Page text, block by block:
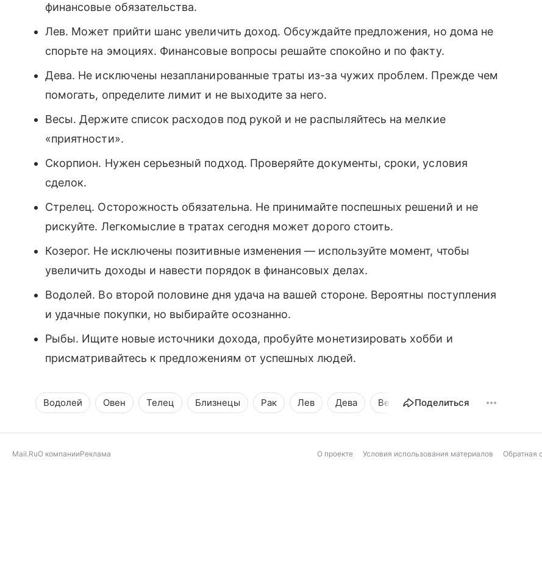
финансовые обязательства.
Лев. Может прийти шанс увеличить доход. Обсуждайте предложения, но дома не
спорьте на эмоциях. Финансовые вопросы решайте спокойно и по факту.
Дева. Не исключены незапланированные траты из-за чужих проблем. Прежде чем
помогать, определите лимит и не выходите за него.
Весы. Держите список расходов под рукой и не распыляйтесь на мелкие
«приятности».
Скорпион. Нужен серьезный подход. Проверяйте документы, сроки, условия
сделок.
Стрелец. Осторожность обязательна. Не принимайте поспешных решений и не
рискуйте. Легкомыслие в тратах сегодня может дорого стоить.
Козерог. Не исключены позитивные изменения — используйте момент, чтобы
увеличить доходы и навести порядок в финансовых делах.
Водолей. Во второй половине дня удача на вашей стороне. Вероятны поступления
и удачные покупки, но выбирайте осознанно.
Рыбы. Ищите новые источники дохода, пробуйте монетизировать хобби и
присматривайтесь к предложениям от успешных людей.
Водолей Овен Телец Близнецы Рак Лев Дева Весы Скорпион Стрелец
Поделиться
Mail.RuО компанииРеклама О проекте Условия использования материалов Обратная